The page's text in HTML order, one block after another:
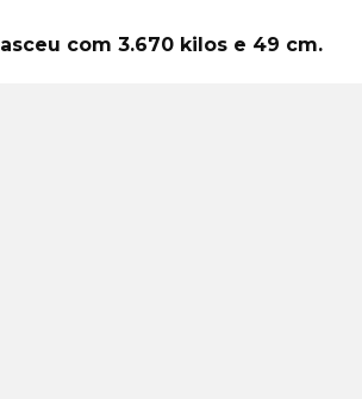
asceu com 3.670 kilos e 49 cm.